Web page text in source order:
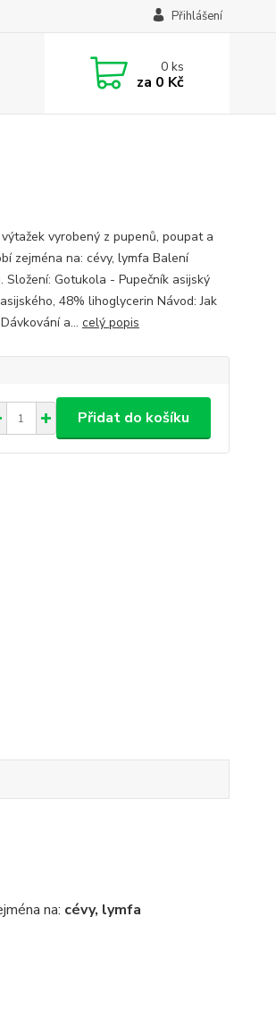
Přihlášení
0ks
za 0 Kč
vyrobený z pupenů, poupat a
zejména na: cévy, lymfa Balení
Gotukola - Pupečník asijský
48% lihoglycerin Návod: Jak
a... celý popis
Přidat do košíku
na: cévy, lymfa